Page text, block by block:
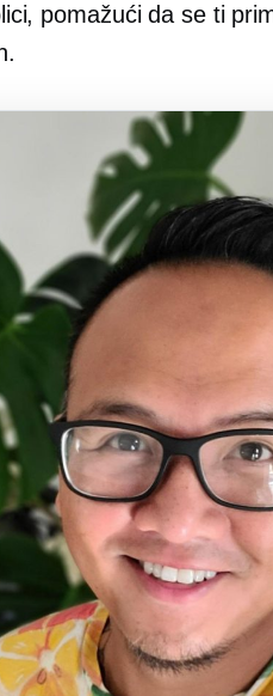
pomažući da se ti